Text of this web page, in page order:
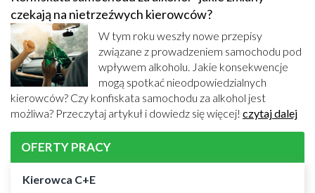
czekają na nietrzeźwych kierowców?
W tym roku weszły nowe przepisy
związane z prowadzeniem samochodu pod
wpływem alkoholu. Jakie konsekwencje
mogą spotkać nieodpowiedzialnych
kierowców? Czy konfiskata samochodu za alkohol jest
możliwa? Przeczytaj artykuł i dowiedz się więcej! czytaj dalej
OFERTY PRACY
Kierowca C+E